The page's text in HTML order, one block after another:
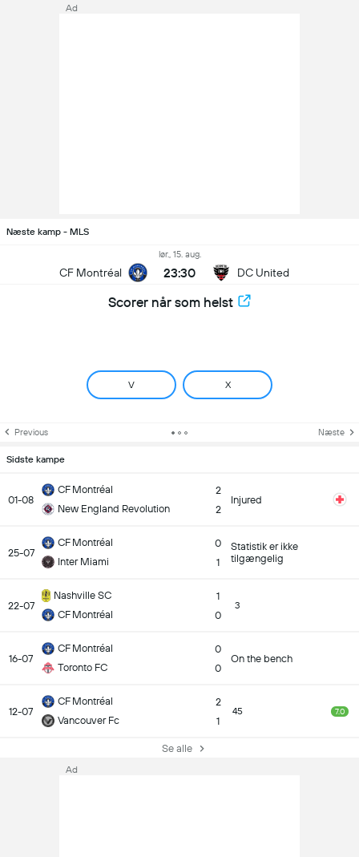
Ad
Næste kamp - MLS
CF Montréal
lør., 15. aug.
23:30 DC United
Scorer når som helst
V X
Previous Næste
Sidste kampe
01-08
CF Montréal
New England Revolution
2
2
Injured
25-07
CF Montréal
Inter Miami
0
1
Statistik er ikke
tilgængelig
22-07
Nashville SC
CF Montréal
1
0
3
16-07
CF Montréal
Toronto FC
0
0
On the bench
12-07
CF Montréal
Vancouver Fc
2
1
45 7.0
Se alle
Ad